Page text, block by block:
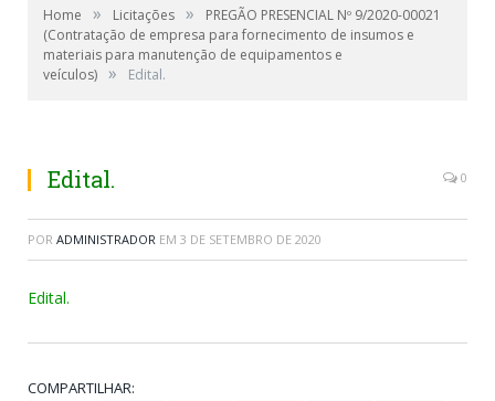
Home » Licitações »
PREGÃO PRESENCIAL Nº 9/2020-00021
(Contratação de empresa para fornecimento de insumos e
materiais para manutenção de equipamentos e
veículos) » Edital.
Edital. 0
POR ADMINISTRADOR EM 3 DE SETEMBRO DE 2020
Edital.
COMPARTILHAR: